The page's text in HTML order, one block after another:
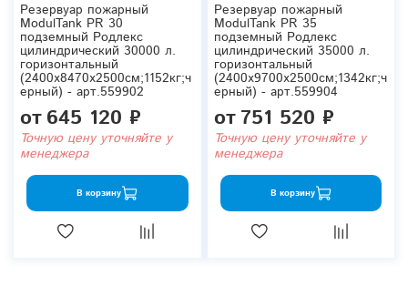
Резервуар пожарный
ModulTank PR 30
подземный Родлекс
цилиндрический 30000 л.
горизонтальный
(2400x8470x2500см;1152кг;ч
ерный) - арт.559902
от645 120 ₽
Точную цену уточняйте у
менеджера
В корзину
Резервуар пожарный
ModulTank PR 35
подземный Родлекс
цилиндрический 35000 л.
горизонтальный
(2400x9700x2500см;1342кг;ч
ерный) - арт.559904
от751 520 ₽
Точную цену уточняйте у
менеджера
В корзину